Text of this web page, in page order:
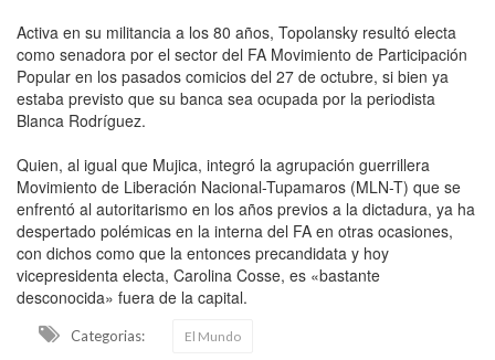
Activa en su militancia a los 80 años, Topolansky resultó electa
como senadora por el sector del FA Movimiento de Participación
Popular en los pasados comicios del 27 de octubre, si bien ya
estaba previsto que su banca sea ocupada por la periodista
Blanca Rodríguez.
Quien, al igual que Mujica, integró la agrupación guerrillera
Movimiento de Liberación Nacional-Tupamaros (MLN-T) que se
enfrentó al autoritarismo en los años previos a la dictadura, ya ha
despertado polémicas en la interna del FA en otras ocasiones,
con dichos como que la entonces precandidata y hoy
vicepresidenta electa, Carolina Cosse, es «bastante
desconocida» fuera de la capital.
Categorias: El Mundo